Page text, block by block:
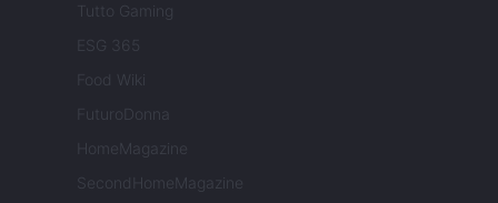
Tutto Gaming
ESG 365
Food Wiki
FuturoDonna
HomeMagazine
SecondHomeMagazine